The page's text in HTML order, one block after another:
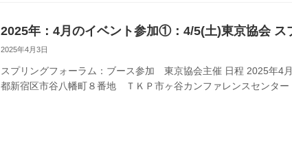
2025年：4月のイベント参加①：4/5(土)東京協会 ス
2025年4月3日
スプリングフォーラム：ブース参加 東京協会主催 日程 2025年4
都新宿区市谷八幡町８番地 ＴＫＰ市ヶ谷カンファレンスセンタ